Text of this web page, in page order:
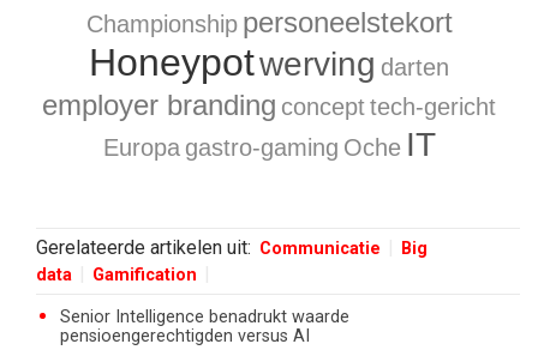
Championship personeelstekort
Honeypotwerving darten
employer branding concepttech-gericht
Europa gastro-gaming Oche IT
Gerelateerde artikelen uit: Communicatie
Big
data
Gamification
Senior Intelligence benadrukt waarde
pensioengerechtigden versus AI